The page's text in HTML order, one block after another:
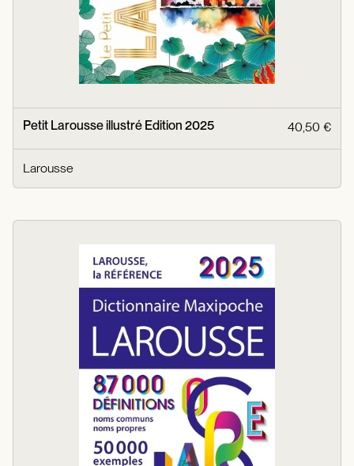
Petit Larousse illustré Edition 2025 40,50 €
Larousse